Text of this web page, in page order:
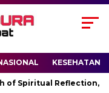
KESEHATAN
Spiritual Reflection,